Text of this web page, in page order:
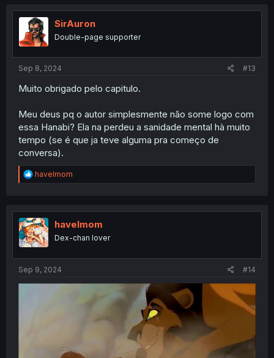
t
i
o
n
SirAuron
Double-page supporter
Sep 8, 2024 #13
Muito obrigado pelo capitulo.
Meu deus pq o autor simplesmente não some logo com
essa Hanabi? Ela na perdeu a sanidade mental hà muito
tempo (se é que ja teve alguma pra começo de
conversa).
R
e
t
i
o
n
havelmom
havelmom
Dex-chan lover
Sep 9, 2024 #14